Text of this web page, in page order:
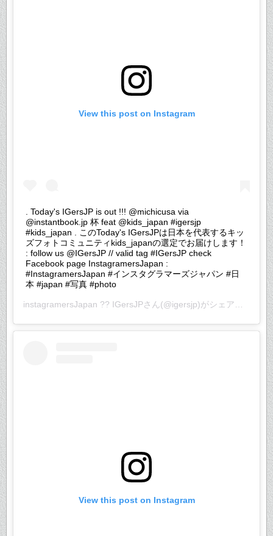
View this post on Instagram
. Today's IGersJP is out !!! @michicusa via
@instantbook.jp 杯 feat @kids_japan #igersjp
#kids_japan . このToday's IGersJPは日本を代表するキッ
ズフォトコミュニティkids_japanの選定でお届けします！
: follow us @IGersJP // valid tag #IGersJP check
Facebook page InstagramersJapan :
#InstagramersJapan #インスタグラマーズジャパン #日
本 #japan #写真 #photo
instagramersJapan ?? IGersJPさん(@igersjp)がシェアした投稿 –
View this post on Instagram